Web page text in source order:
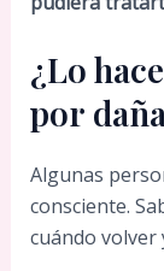
¿Lo
por
Algunas
consciente.
cuándo volver